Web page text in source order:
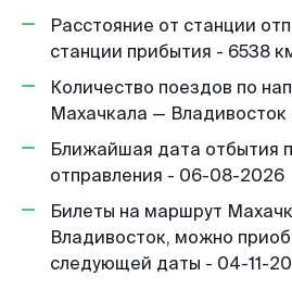
Расстояние от станции
станции прибытия - 6538
Количество поездов по
Махачкала — Владивосток
Ближайшая дата отбытия
отправления - 06-08-2026
Билеты на маршрут
Владивосток, можно
следующей даты - 04-11-